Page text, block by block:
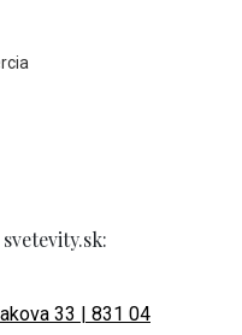
33 | 831 04